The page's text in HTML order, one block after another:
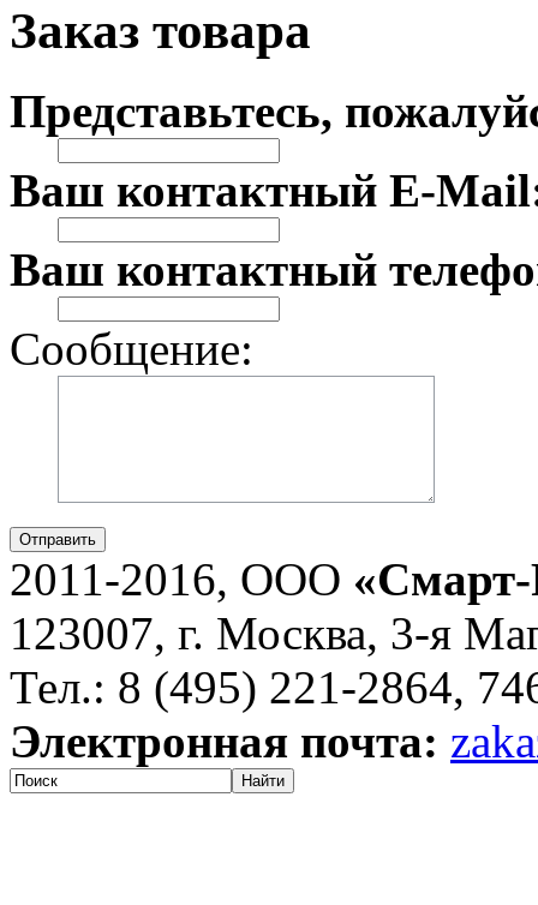
Заказ товара
Представьтесь,
Ваш контактный E-
Ваш контактный
Сообщение:
Отправить
2011-2016, ООО
123007, г. Москва, 3-я
Тел.: 8 (495) 221-2864,
Электронная почта:
Найти